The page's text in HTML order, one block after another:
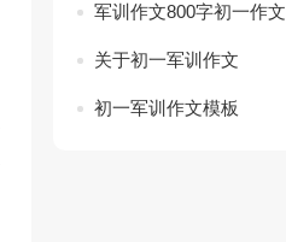
军训作文800字初一作文
关于初一军训作文
初一军训作文模板